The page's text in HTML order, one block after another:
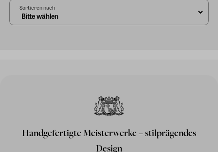
Sortieren nach
Handgefertigte Meisterwerke – stilprägendes
Design